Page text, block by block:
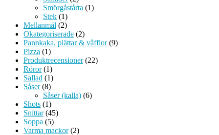
Smörgåstårta (1)
Stek (1)
Mellanmål (2)
Okategoriserade (2)
Pannkaka, plättar & våfflor(9)
Pizza (1)
Produktrecensioner(22)
Röror(1)
Sallad (1)
Såser(8)
Såser (kalla) (6)
Shots (1)
Snittar(45)
Soppa (5)
Varma mackor(2)